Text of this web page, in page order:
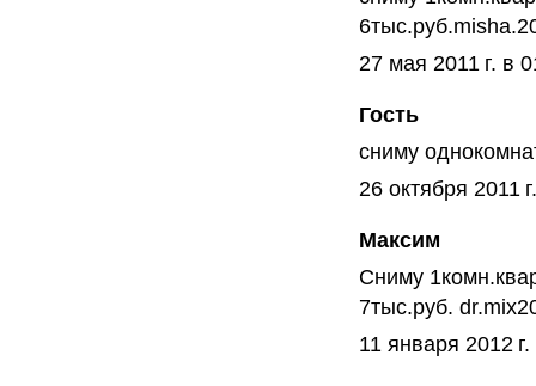
27 мая 2011 г. в
Гость
сниму
26 октября 2011
Максим
Сниму
7тыс.руб.
11 января 2012